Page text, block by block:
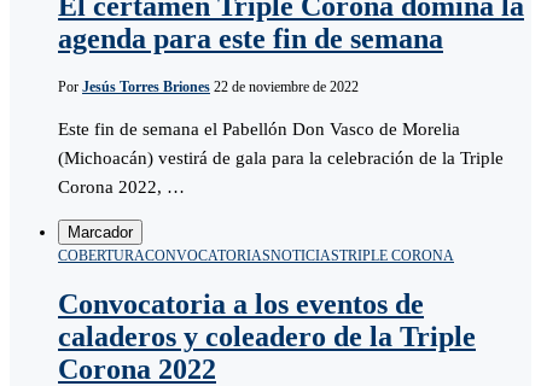
El certamen Triple Corona domina la
agenda para este fin de semana
Por Jesús Torres Briones 22 de noviembre de 2022
Este fin de semana el Pabellón Don Vasco de Morelia
(Michoacán) vestirá de gala para la celebración de la Triple
Corona 2022, …
Marcador
COBERTURACONVOCATORIASNOTICIASTRIPLE CORONA
Convocatoria a los eventos de
caladeros y coleadero de la Triple
Corona 2022